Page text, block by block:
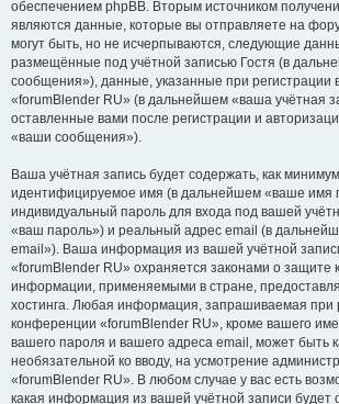
обеспечением phpBB. Вторым источником
являются данные, которые вы отправляете на
могут быть, но не исчерпываются, следующие
размещённые под учётной записью Гостя (в
сообщения»), данные, указанные при регистрации
«forumBlender RU» (в дальнейшем «ваша учётная
оставленные вами после регистрации и
«ваши сообщения»).
Ваша учётная запись будет содержать, как
идентифицируемое имя (в дальнейшем «ваше имя
индивидуальный пароль для входа под вашей
«ваш пароль») и реальный адрес email (в
email»). Ваша информация из вашей учётной
«forumBlender RU» охраняется законами о защите
информации, применяемыми в стране,
хостинга. Любая информация, запрашиваемая при
конференции «forumBlender RU», кроме вашего
вашего пароля и вашего адреса email, может быть
необязательной ко вводу, на усмотрение
«forumBlender RU». В любом случае у вас есть
какая информация из вашей учётной записи будет